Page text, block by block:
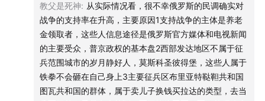
随后这些内阁成员又重新回来，才有了泽连斯基和内阁成员
上传的自拍视频，这批深度报道也很值得推荐。
3俄军确实存在不知道切尔诺贝利的核污染情况，一方面苏联
解体三十年对切尔诺贝利的情况确实不熟悉，另一方面当时
的补给线问题只有经过切尔诺贝利不多的途径，基辅北面的
俄军甚至以80年代初没有标记核沾染区的地图作战，俄军士
兵对切尔诺贝利的情况也并不了解，甚至在红树林区挖掘战
教父是死神: 从实际情况看，很不幸俄罗斯的民调确实对
战争的支持率在升高，主要原因1支持战争的主体是养老
金领取者，这些人信息途径是俄罗斯官方媒体和电视新闻
的主要受众，普京政权的基本盘2西部发达地区不属于征
兵范围城市的岁月静好人，莫斯科圣彼得堡，这些人属于
铁拳不会砸在自己身上3主要征兵区布里亚特鞑靼共和国
图瓦共和国的群体，属于卖儿子换钱买拉达的类型，去当